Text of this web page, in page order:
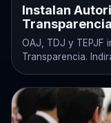
Instalan
OAJ, TDJ y TEPJF
Transparencia.